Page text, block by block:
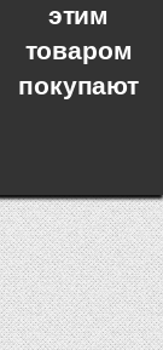
этим
товаром
покупают